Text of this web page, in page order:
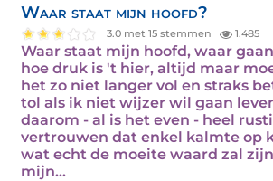
Waar staat mijn hoofd?
3.0 met 15 stemmen 1.485
Waar staat mijn hoofd, waar
hoe druk is 't hier, altijd maar
het zo niet langer vol en straks
tol als ik niet wijzer wil gaan
daarom - al is het even - heel
vertrouwen dat enkel kalmte op
wat echt de moeite waard zal
mijn…